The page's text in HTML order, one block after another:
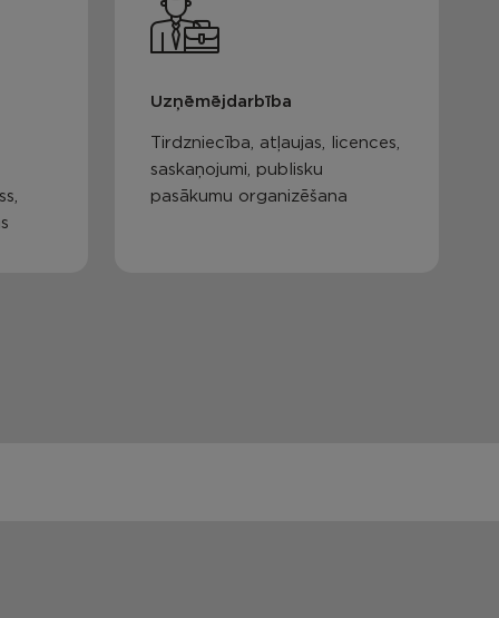
Uzņēmējdarbība
Tirdzniecība, atļaujas, licences,
saskaņojumi, publisku
pasākumu organizēšana